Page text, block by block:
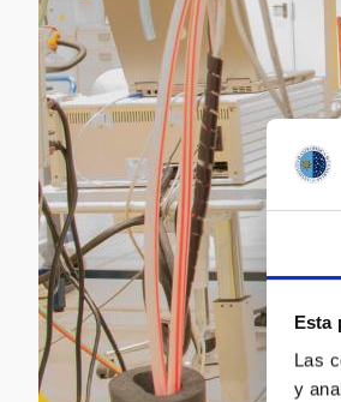
Esta
Las
y